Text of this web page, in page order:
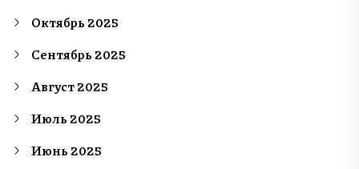
Октябрь 2025
Сентябрь 2025
Август 2025
Июль 2025
Июнь 2025